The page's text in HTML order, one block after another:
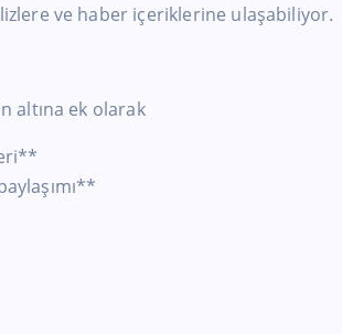
ve haber içeriklerine ulaşabiliyor.
altına ek olarak